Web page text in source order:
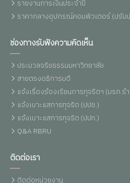
รายงานการเงินประจำปี
ราคากลางอุปกรณ์คอมพิวเตอร์ (ปรับ
ช่องทางรับฟังความคิดเห็น
ประมวลจริยธรรมมหาวิทยาลัย
สายตรงอธิการบดี
แจ้งเรื่องร้องเรียนการทุจริตฯ (มรภ.
แจ้งเบาะแสการทุจริต (ปปช.)
แจ้งเบาะแสการทุจริต (ปปท.)
Q&A RBRU
ติดต่อเรา
ติดต่อหน่วยงาน